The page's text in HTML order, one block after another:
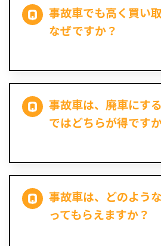
事故車でも高く買い
なぜですか？
事故車は、廃車にす
ではどちらが得です
事故車は、どのよう
ってもらえますか？